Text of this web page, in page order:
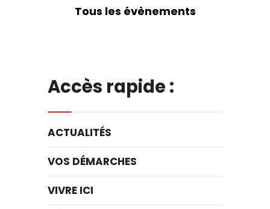
Tous les évènements
Accès rapide :
ACTUALITÉS
VOS DÉMARCHES
VIVRE ICI